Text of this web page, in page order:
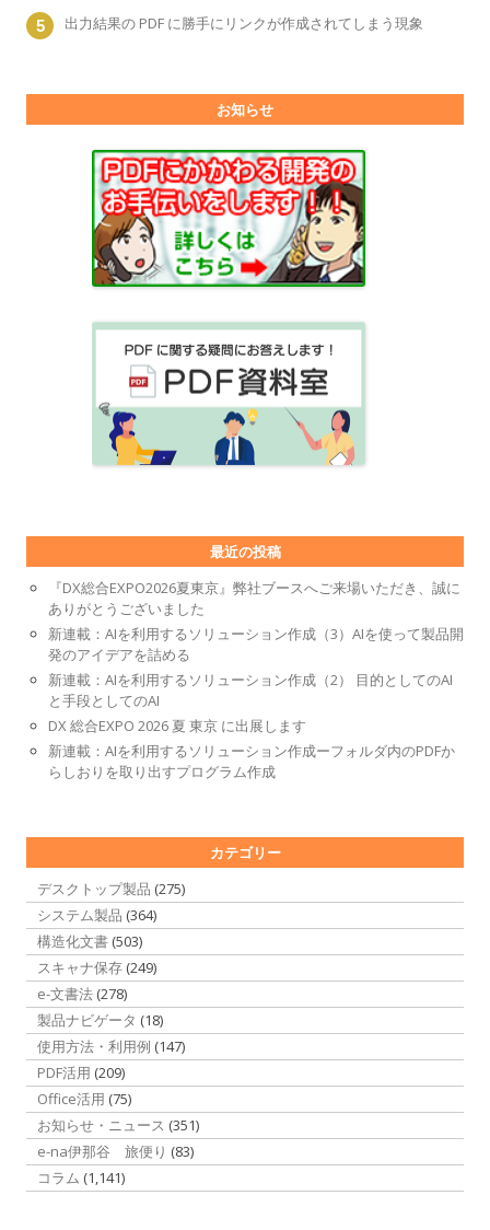
出力結果の PDF に勝手にリンクが作成されてしまう現象
お知らせ
最近の投稿
『DX総合EXPO2026夏東京』弊社ブースへご来場いただき、誠に
ありがとうございました
新連載：AIを利用するソリューション作成（3）AIを使って製品開
発のアイデアを詰める
新連載：AIを利用するソリューション作成（2） 目的としてのAI
と手段としてのAI
DX 総合EXPO 2026 夏 東京 に出展します
新連載：AIを利用するソリューション作成ーフォルダ内のPDFか
らしおりを取り出すプログラム作成
カテゴリー
デスクトップ製品 (275)
システム製品 (364)
構造化文書 (503)
スキャナ保存 (249)
e-文書法 (278)
製品ナビゲータ (18)
使用方法・利用例 (147)
PDF活用 (209)
Office活用 (75)
お知らせ・ニュース (351)
e-na伊那谷 旅便り (83)
コラム (1,141)